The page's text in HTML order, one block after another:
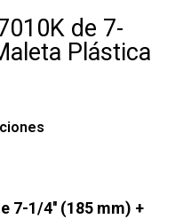
de 7-
Plástica
7-1/4'' (185 mm) +